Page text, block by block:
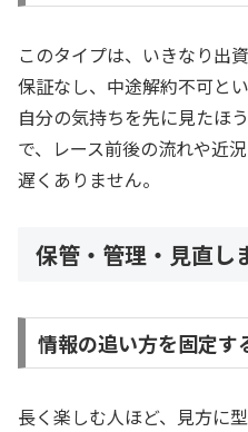
このタイプは、いきなり出
保証なし、中途解約不可と
自分の気持ちを先に見たほ
で、レース前後の流れや近
遅くありません。
保管・管理・見直し
情報の追い方を固定す
長く楽しむ人ほど、見方に